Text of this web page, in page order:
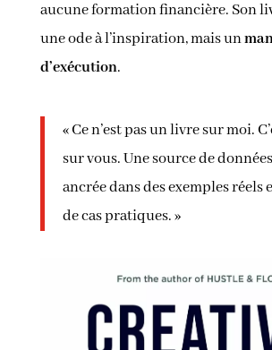
aucune formation financière. Son
une ode à l’inspiration, mais un
d’exécution.
« Ce n’est pas un livre sur moi.
sur vous. Une source de
ancrée dans des exemples réels
de cas pratiques. »